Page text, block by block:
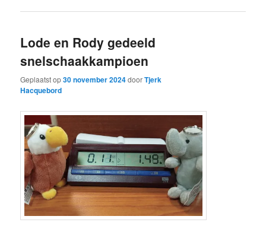
Lode en Rody gedeeld
snelschaakkampioen
Geplaatst op30 november 2024doorTjerk
Hacquebord